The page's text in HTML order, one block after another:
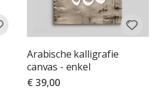
Arabische kalligrafie
canvas - enkel
€ 39,00